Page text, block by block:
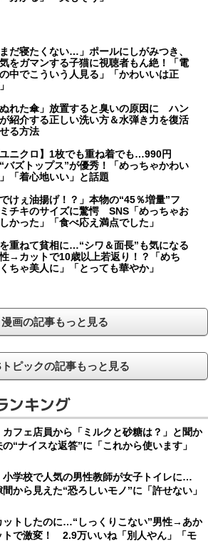
まだ寝たくない…」ポールにしがみつき、
をガマンする子猫に視聴者もん絶！「電
中でこういう人見る」「かわいいは正
ぬれた傘」放置すると臭いの原因に ハン
紹介する正しい洗い方＆水弾き力を復活
る方法
ユニクロ】1枚でも重ね着でも…990円
バズトップス”が優秀！「めっちゃかわい
「着心地いい」と話題
でけぇ油揚げ！？」本物の“45％増量”フ
チキのサイズに驚愕 SNS「めっちゃお
かった」「食べ応え満点でした」
重ねて貧相に…“シワ＆面長”も気になる
→カットで10歳以上若返り！？「めち
ちゃ美人に」「とっても華やか」
画の記事もっと見る
ピックの記事もっと見る
ンキング
カフェ店員から「ミルクと砂糖は？」と聞か
ナイスな返答”に「これから使います」
小学校で人気の男性教師が女子トイレに…
から見えた“恐ろしいモノ”に「許せない」
ットしたのに…“しっくりこない”男性→あか
トで激変！ 2.9万いいね「別人やん」「モ